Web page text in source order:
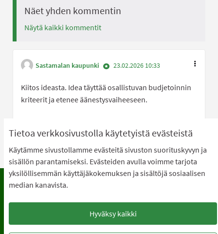
Tietoa verkkosivustolla käytetyistä evästeistä
Käytämme sivustollamme evästeitä sivuston suorituskyvyn ja
sisällön parantamiseksi. Evästeiden avulla voimme tarjota
yksilöllisemmän käyttäjäkokemuksen ja sisältöjä sosiaalisen
median kanavista.
Hyväksy kaikki
Näet yhden kommentin
Näytä kaikki kommentit
Sastamalan kaupunki 23.02.2026 10:33
Kiitos ideasta. Idea täyttää osallistuvan budjetoinnin
kriteerit ja etenee äänestysvaiheeseen.
Olen samaa
0 Olen eri
Saavutettavuus
Lataa avoimet datatiedostot
Evästeasetukset